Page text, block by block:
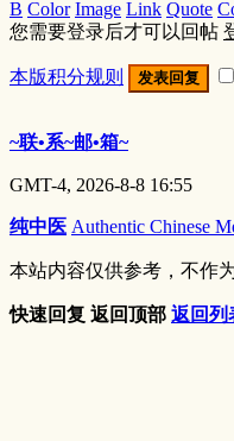
B Color Image Link Quote
您需要登录后才可以回帖
本版积分规则 发表回复
~联•系~邮•箱~
GMT-4, 2026-8-8 16:55
纯中医 Authentic Chinese
本站内容仅供参考，不作
快速回复 返回顶部 返回列